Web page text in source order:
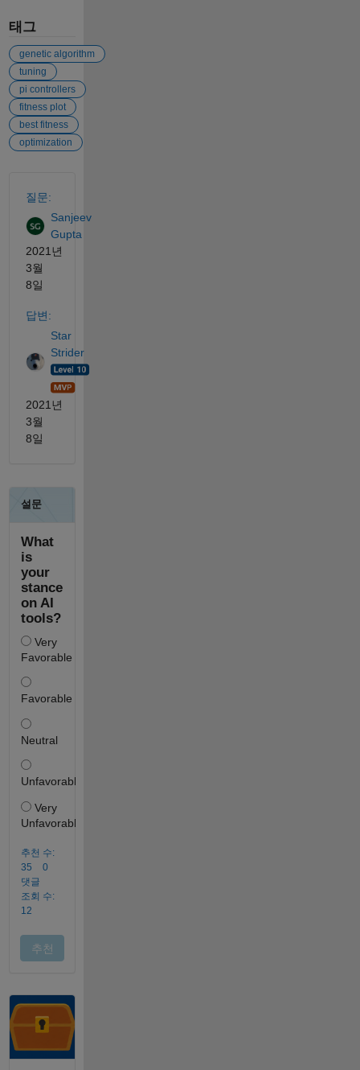
태그
genetic algorithm
tuning
pi controllers
fitness plot
best fitness
optimization
질문:
Sanjeev
Gupta
2021년
3월
8일
답변:
Star
Strider
2021년
3월
8일